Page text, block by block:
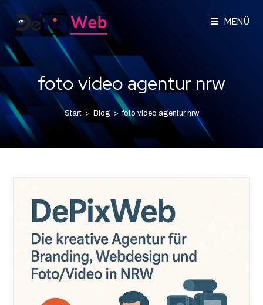
MENÜ
foto video agentur nrw
Start > Blog > foto video agentur nrw